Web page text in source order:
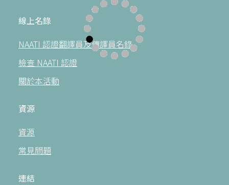
線上名錄
NAATI 認證翻譯員及傳譯員名錄
檢查 NAATI 認證
關於本活動
資源
資源
常見問題
連結